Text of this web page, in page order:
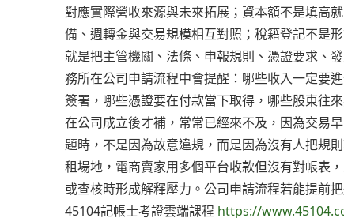
對應實際營收來源與未來拓展；資本額不是填高
備、週轉金與交易規模相互對照；稅籍登記不是
就是把主管機關、法條、申報規則、憑證要求、
務所在公司申請流程中會提醒：哪些收入一定要
簽署，哪些憑證要在付款當下取得，哪些股東往
在公司成立後才補，常常已經來不及，因為交易
題時，不是因為故意違規，而是因為沒有人把規
租場地，電商賣家用多個平台收款但沒有對帳表
或查核時形成解釋壓力。公司申請流程若能提前
45104記帳士考證雲端課程 https://